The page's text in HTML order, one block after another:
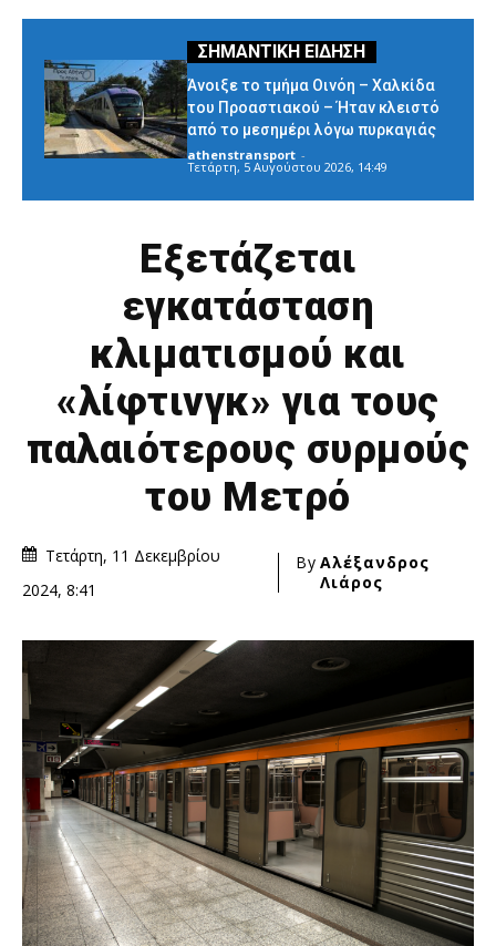
Άνοιξε το τμήμα Οινόη – Χαλκίδα
του Προαστιακού – Ήταν κλειστό
από το μεσημέρι λόγω πυρκαγιάς
athenstransport -
Τετάρτη, 5 Αυγούστου 2026, 14:49
Εξετάζεται
εγκατάσταση
κλιματισμού και
«λίφτινγκ» για τους
παλαιότερους συρμούς
του Μετρό
Τετάρτη, 11 Δεκεμβρίου
2024, 8:41
By Αλέξανδρος
Λιάρος